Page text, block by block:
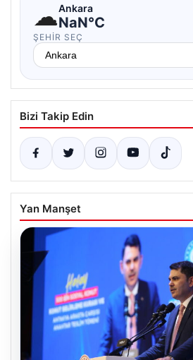
☁Ankara
NaN°C
ŞEHIR SEÇ
Bizi Takip Edin
Yan Manşet